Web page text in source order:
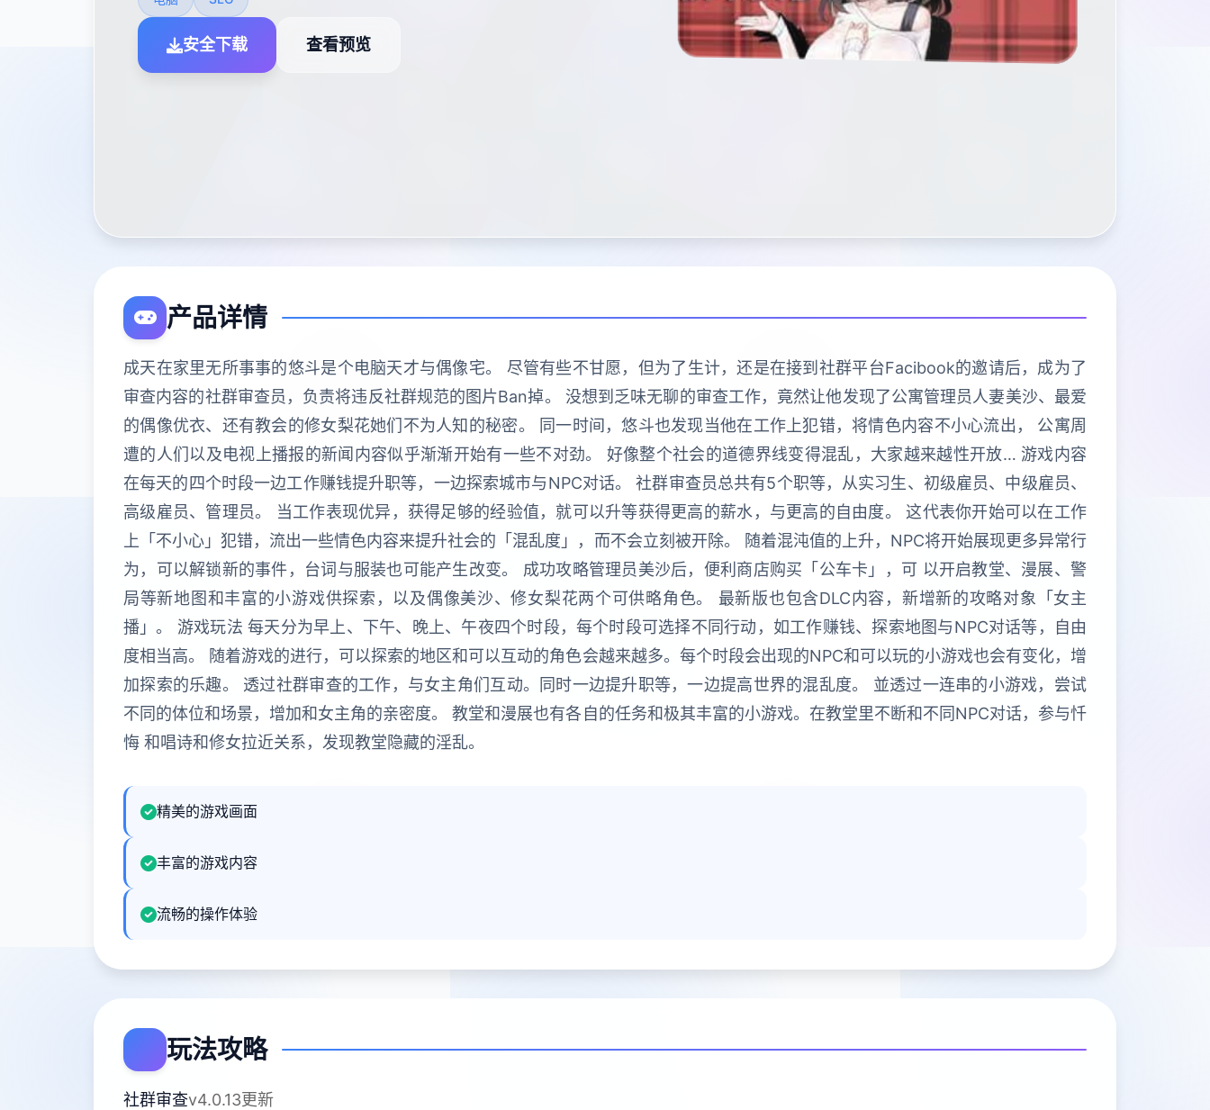
安全下载 查看预览
产品详情
成天在家里无所事事的悠斗是个电脑天才与偶像宅。 尽管有些不甘愿，但为了生计，还是在接到社群平台Facibook的邀请后，成为了
审查内容的社群审查员，负责将违反社群规范的图片Ban掉。 没想到乏味无聊的审查工作，竟然让他发现了公寓管理员人妻美沙、最爱
的偶像优衣、还有教会的修女梨花她们不为人知的秘密。 同一时间，悠斗也发现当他在工作上犯错，将情色内容不小心流出， 公寓周
遭的人们以及电视上播报的新闻内容似乎渐渐开始有一些不对劲。 好像整个社会的道德界线变得混乱，大家越来越性开放… 游戏内容
在每天的四个时段一边工作赚钱提升职等，一边探索城市与NPC对话。 社群审查员总共有5个职等，从实习生、初级雇员、中级雇员、
高级雇员、管理员。 当工作表现优异，获得足够的经验值，就可以升等获得更高的薪水，与更高的自由度。 这代表你开始可以在工作
上「不小心」犯错，流出一些情色内容来提升社会的「混乱度」，而不会立刻被开除。 随着混沌值的上升，NPC将开始展现更多异常行
为，可以解锁新的事件，台词与服装也可能产生改变。 成功攻略管理员美沙后，便利商店购买「公车卡」，可 以开启教堂、漫展、警
局等新地图和丰富的小游戏供探索，以及偶像美沙、修女梨花两个可供略角色。 最新版也包含DLC内容，新增新的攻略对象「女主
播」。 游戏玩法 每天分为早上、下午、晚上、午夜四个时段，每个时段可选择不同行动，如工作赚钱、探索地图与NPC对话等，自由
度相当高。 随着游戏的进行，可以探索的地区和可以互动的角色会越来越多。每个时段会出现的NPC和可以玩的小游戏也会有变化，增
加探索的乐趣。 透过社群审查的工作，与女主角们互动。同时一边提升职等，一边提高世界的混乱度。 並透过一连串的小游戏，尝试
不同的体位和场景，增加和女主角的亲密度。 教堂和漫展也有各自的任务和极其丰富的小游戏。在教堂里不断和不同NPC对话，参与忏
悔 和唱诗和修女拉近关系，发现教堂隐藏的淫乱。
精美的游戏画面
丰富的游戏内容
流畅的操作体验
玩法攻略
社群审查v4.0.13更新